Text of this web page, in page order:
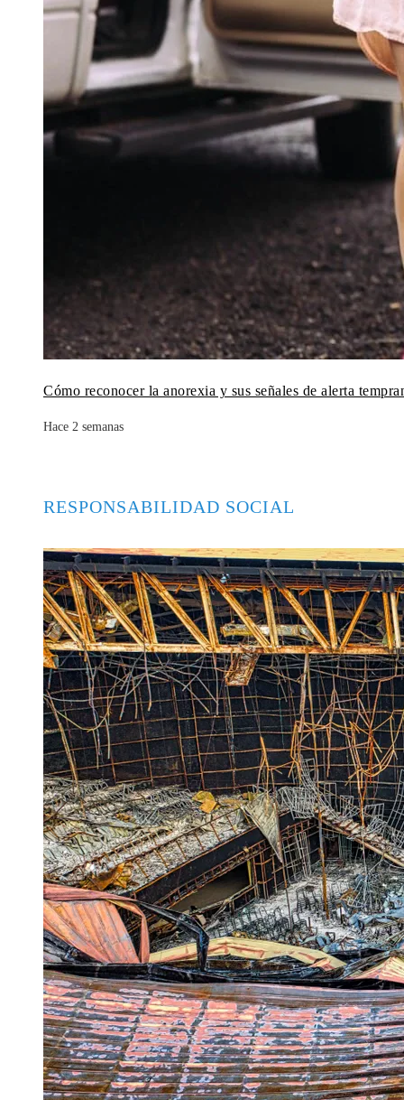
Cómo reconocer la anorexia y sus señales de alerta
Hace 2 semanas
RESPONSABILIDAD SOCIAL